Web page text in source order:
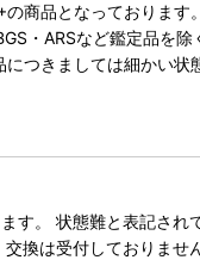
商品となっておりま
・ARSなど鑑定品を
つきましては細かい
。 状態難と表記さ
換は受付しておりませ